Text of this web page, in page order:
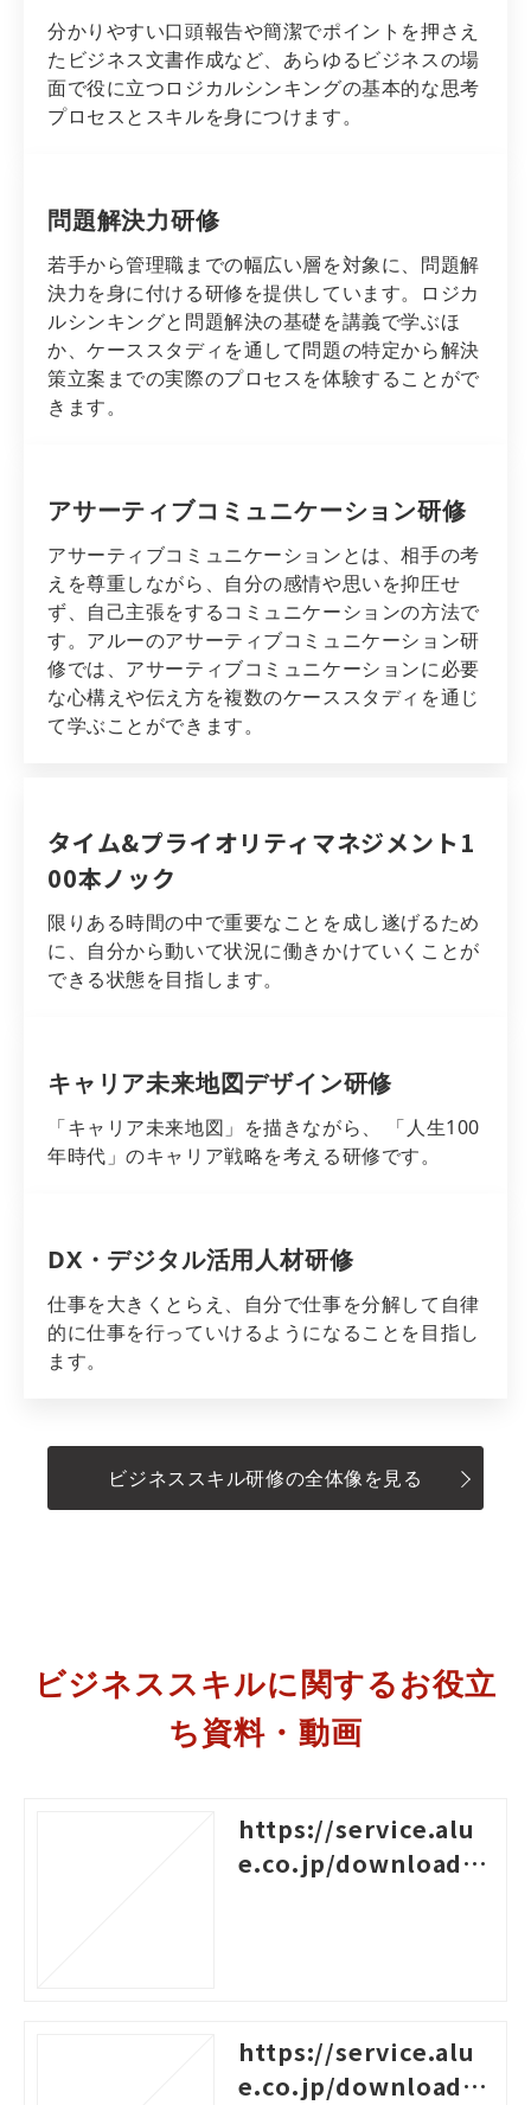
分かりやすい口頭報告や簡潔でポイントを押さえ
たビジネス文書作成など、あらゆるビジネスの場
面で役に立つロジカルシンキングの基本的な思考
プロセスとスキルを身につけます。
問題解決力研修
若手から管理職までの幅広い層を対象に、問題解
決力を身に付ける研修を提供しています。ロジカ
ルシンキングと問題解決の基礎を講義で学ぶほ
か、ケーススタディを通して問題の特定から解決
策立案までの実際のプロセスを体験することがで
きます。
アサーティブコミュニケーション研修
アサーティブコミュニケーションとは、相手の考
えを尊重しながら、自分の感情や思いを抑圧せ
ず、自己主張をするコミュニケーションの方法で
す。アルーのアサーティブコミュニケーション研
修では、アサーティブコミュニケーションに必要
な心構えや伝え方を複数のケーススタディを通じ
て学ぶことができます。
タイム&プライオリティマネジメント1
00本ノック
限りある時間の中で重要なことを成し遂げるため
に、自分から動いて状況に働きかけていくことが
できる状態を目指します。
キャリア未来地図デザイン研修
「キャリア未来地図」を描きながら、 「人生100
年時代」のキャリア戦略を考える研修です。
DX・デジタル活用人材研修
仕事を大きくとらえ、自分で仕事を分解して自律
的に仕事を行っていけるようになることを目指し
ます。
ビジネススキル研修の全体像を見る
ビジネススキルに関するお役立
ち資料・動画
https://service.alu
e.co.jp/download/4
https://service.alu
e.co.jp/download/4